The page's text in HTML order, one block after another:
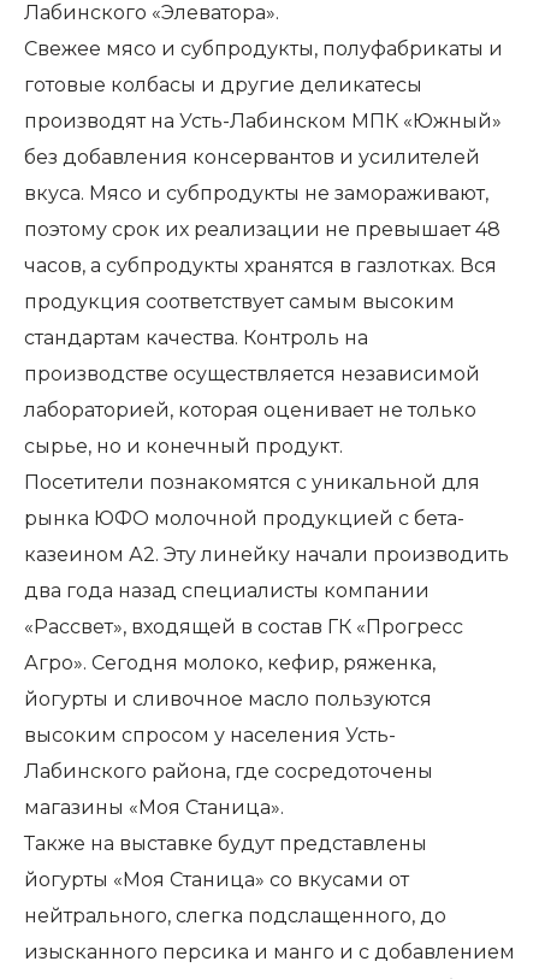
Лабинского «Элеватора».
Свежее мясо и субпродукты, полуфабрикаты и
готовые колбасы и другие деликатесы
производят на Усть-Лабинском МПК «Южный»
без добавления консервантов и усилителей
вкуса. Мясо и субпродукты не замораживают,
поэтому срок их реализации не превышает 48
часов, а субпродукты хранятся в газлотках. Вся
продукция соответствует самым высоким
стандартам качества. Контроль на
производстве осуществляется независимой
лабораторией, которая оценивает не только
сырье, но и конечный продукт.
Посетители познакомятся с уникальной для
рынка ЮФО молочной продукцией с бета-
казеином А2. Эту линейку начали производить
два года назад специалисты компании
«Рассвет», входящей в состав ГК «Прогресс
Агро». Сегодня молоко, кефир, ряженка,
йогурты и сливочное масло пользуются
высоким спросом у населения Усть-
Лабинского района, где сосредоточены
магазины «Моя Станица».
Также на выставке будут представлены
йогурты «Моя Станица» со вкусами от
нейтрального, слегка подслащенного, до
изысканного персика и манго и с добавлением